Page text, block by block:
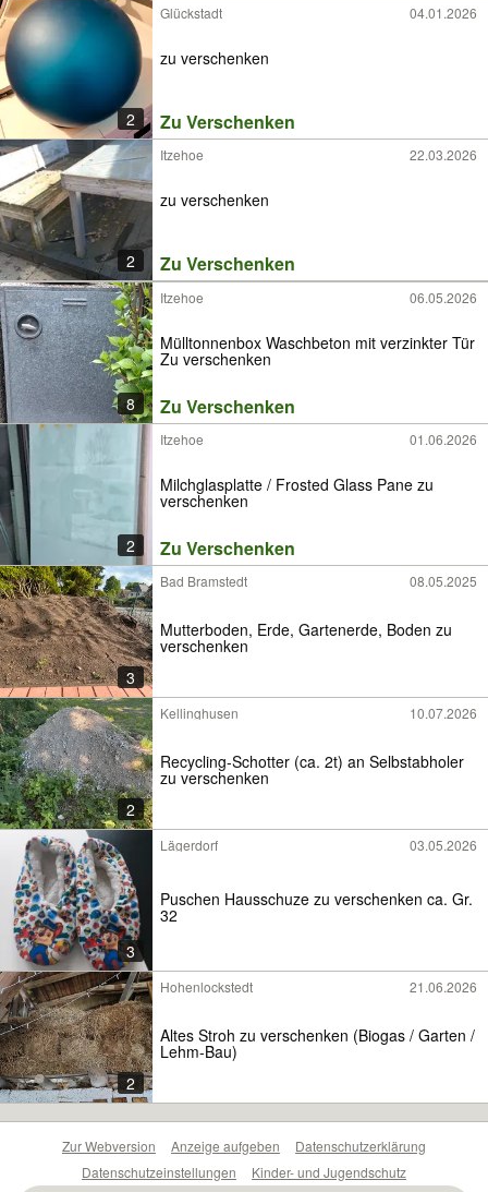
2
Glückstadt 04.01.2026
zu verschenken
Zu Verschenken
2
Itzehoe 22.03.2026
zu verschenken
Zu Verschenken
8
Itzehoe 06.05.2026
Mülltonnenbox Waschbeton mit verzinkter Tür
Zu verschenken
Zu Verschenken
2
Itzehoe 01.06.2026
Milchglasplatte / Frosted Glass Pane zu
verschenken
Zu Verschenken
3
Bad Bramstedt 08.05.2025
Mutterboden, Erde, Gartenerde, Boden zu
verschenken
2
Kellinghusen 10.07.2026
Recycling-Schotter (ca. 2t) an Selbstabholer
zu verschenken
3
Lägerdorf 03.05.2026
Puschen Hausschuze zu verschenken ca. Gr.
32
2
Hohenlockstedt 21.06.2026
Altes Stroh zu verschenken (Biogas / Garten /
Lehm-Bau)
Zur Webversion Anzeige aufgeben
Datenschutzerklärung
Datenschutzeinstellungen
Kinder- und Jugendschutz